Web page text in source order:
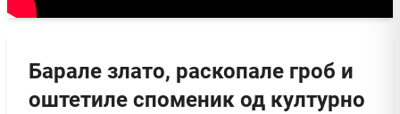
Барале злато, раскопале гроб и
оштетиле споменик од културно